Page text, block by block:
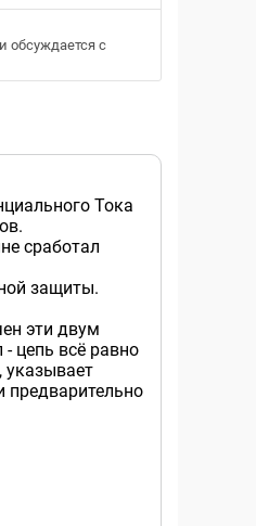
обсуждается с
Тока
сработал
защиты.
эти двум
цепь всё равно
указывает
предварительно